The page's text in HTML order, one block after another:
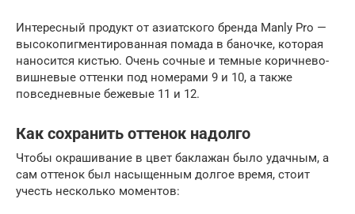
Интересный продукт от азиатского бренда Manly Pro —
высокопигментированная помада в баночке, которая
наносится кистью. Очень сочные и темные коричнево-
вишневые оттенки под номерами 9 и 10, а также
повседневные бежевые 11 и 12.
Как сохранить оттенок надолго
Чтобы окрашивание в цвет баклажан было удачным, а
сам оттенок был насыщенным долгое время, стоит
учесть несколько моментов: